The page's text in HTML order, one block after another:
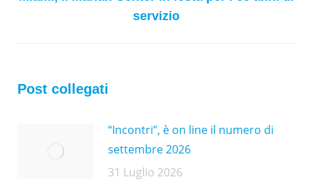
Next
post:
servizio
Post collegati
“Incontri”, è on line il numero di
settembre 2026
31 Luglio 2026